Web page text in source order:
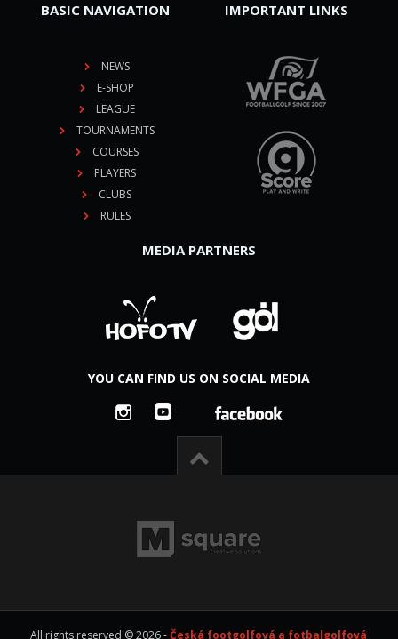
BASIC NAVIGATION
NEWS
E-SHOP
LEAGUE
TOURNAMENTS
COURSES
PLAYERS
CLUBS
RULES
IMPORTANT LINKS
MEDIA PARTNERS
YOU CAN FIND US ON SOCIAL MEDIA
All rights reserved © 2026 -Česká footgolfová a fotbalgolfová